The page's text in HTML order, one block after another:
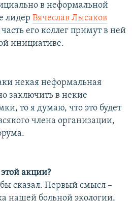
в неформальной
лидер Вячеслав Лысаков
его коллег примут в ней
инициативе.
некая неформальная
заключить в некие
то я думаю, что это будет
члена организации,
акции?
сказал. Первый смысл –
нашей больной экологии,